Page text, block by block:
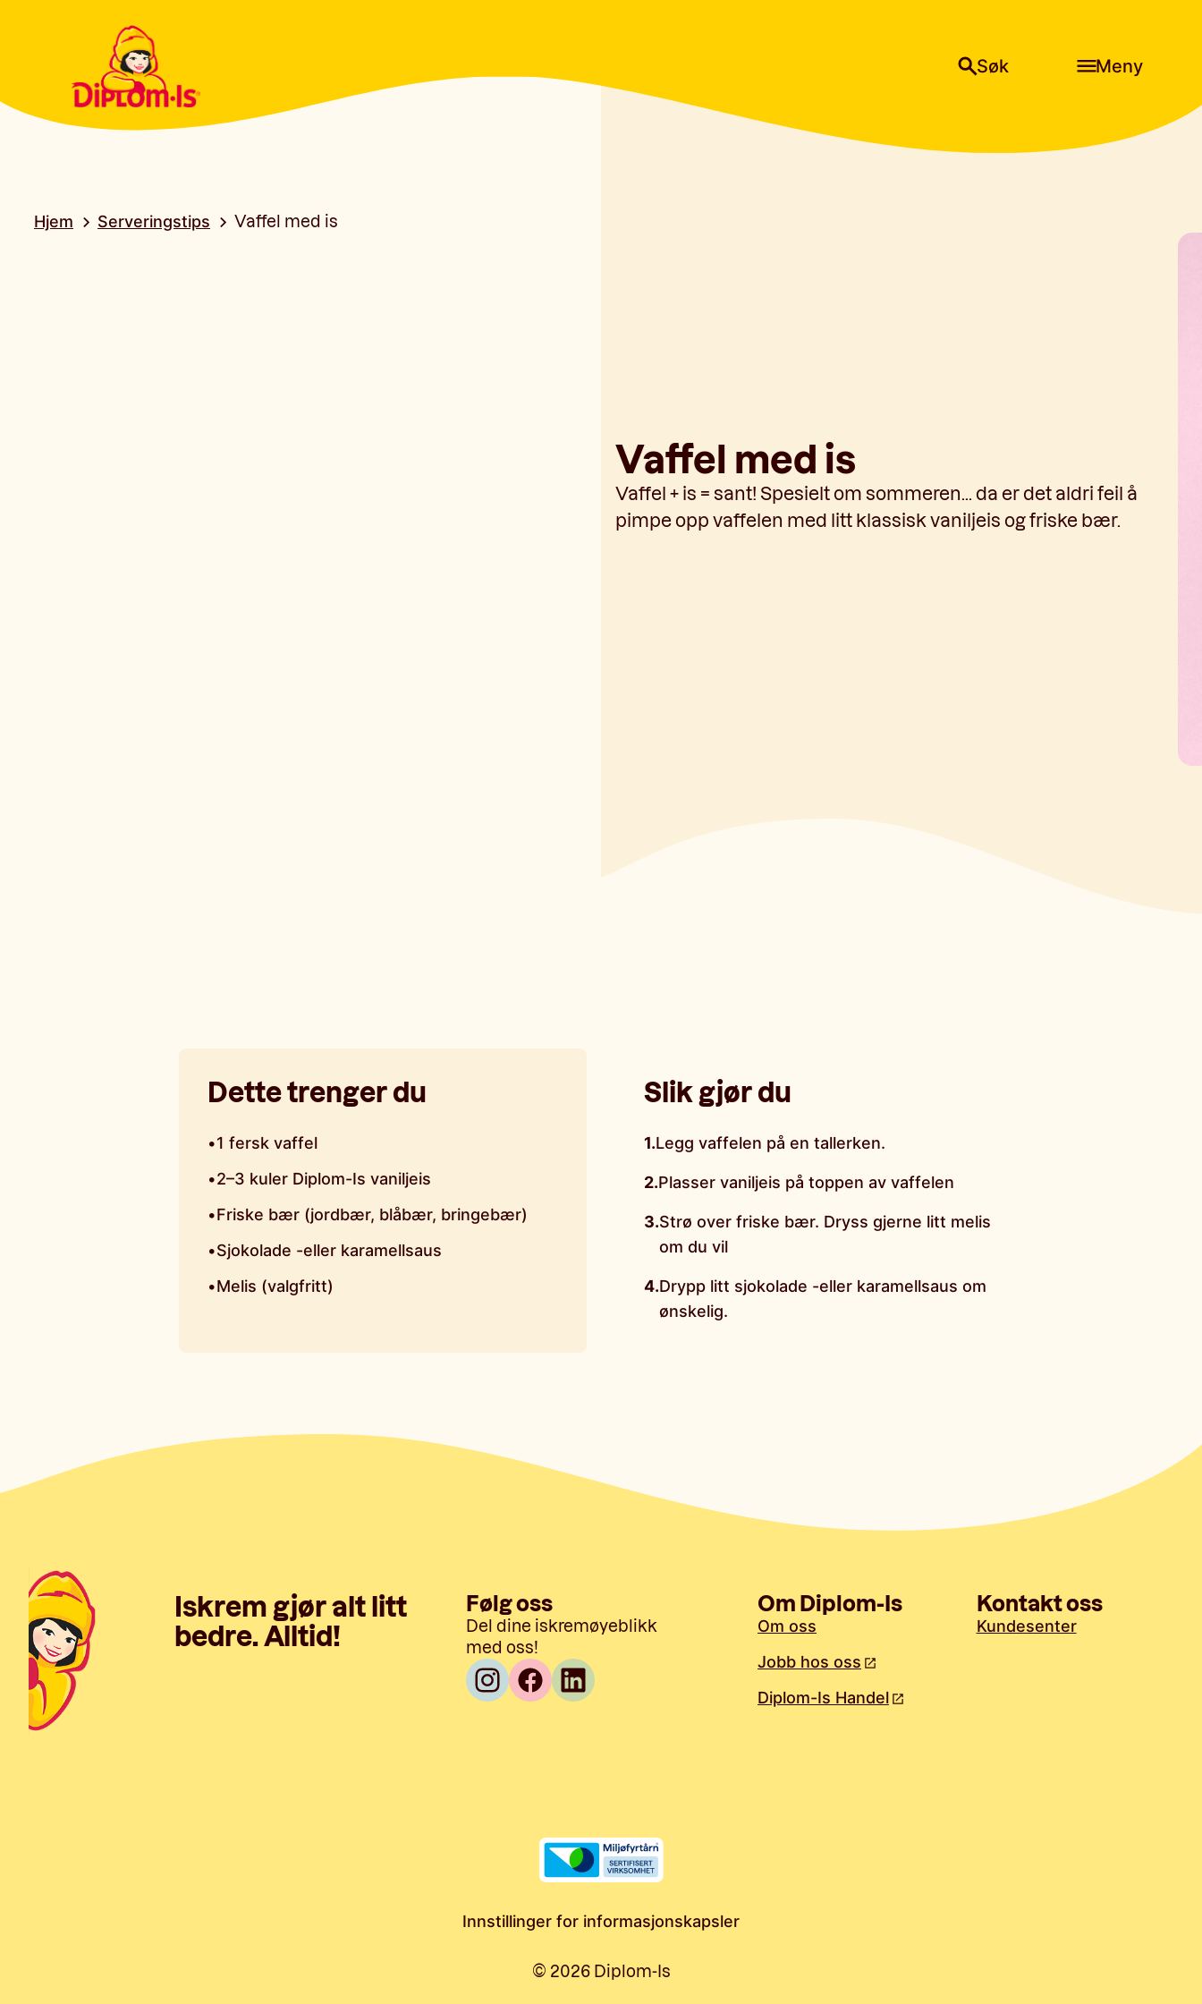
Søk Meny
Hjem Serveringstips Vaffel med is
Vaffel med is
Vaffel + is = sant! Spesielt om sommeren... da er det aldri feil å
pimpe opp vaffelen med litt klassisk vaniljeis og friske bær.
Dette trenger du
•1 fersk vaffel
•2–3 kuler Diplom-Is vaniljeis
•Friske bær (jordbær, blåbær, bringebær)
•Sjokolade -eller karamellsaus
•Melis (valgfritt)
Slik gjør du
1.Legg vaffelen på en tallerken.
2.Plasser vaniljeis på toppen av vaffelen
3.Strø over friske bær. Dryss gjerne litt melis
om du vil
4.Drypp litt sjokolade -eller karamellsaus om
ønskelig.
Iskrem gjør alt litt
bedre. Alltid!
Følg oss
Del dine iskremøyeblikk
med oss!
Om Diplom-Is
Om oss
Jobb hos oss
Diplom-Is Handel
Kontakt oss
Kundesenter
Innstillinger for informasjonskapsler
© 2026Diplom-Is